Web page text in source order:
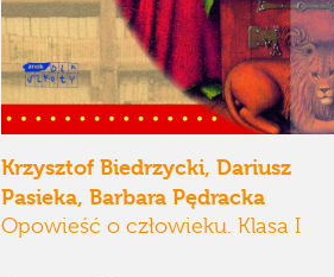
Krzysztof Biedrzycki, Dariusz
Pasieka, Barbara Pędracka
Opowieść o człowieku. Klasa I